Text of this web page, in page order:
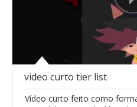
video curto tier list
Vídeo curto feito como